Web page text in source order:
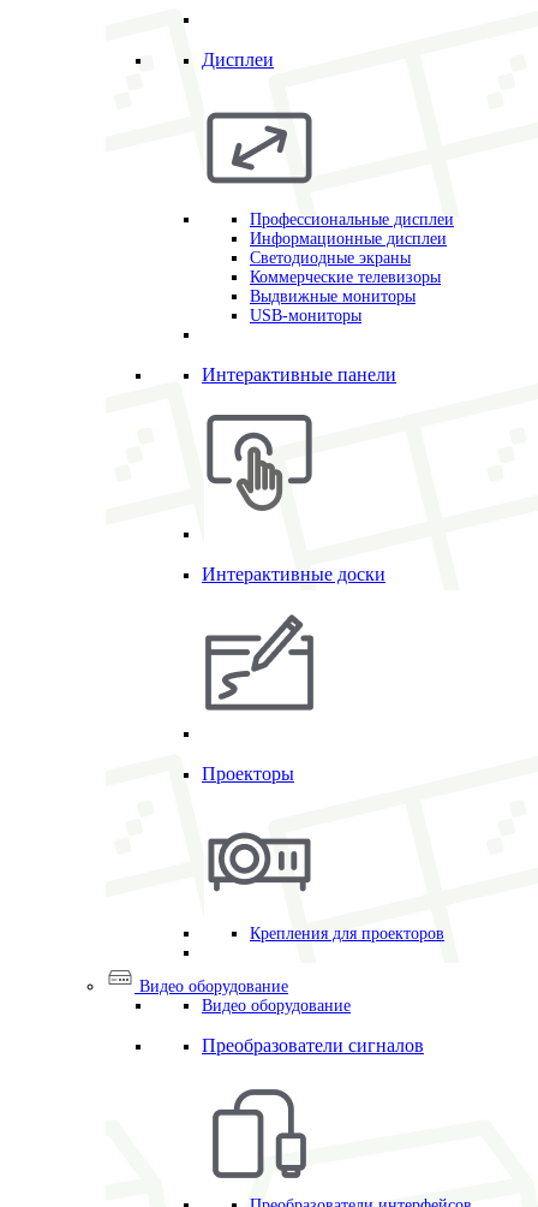
Дисплеи
Профессиональные дисплеи
Информационные дисплеи
Светодиодные экраны
Коммерческие телевизоры
Выдвижные мониторы
USB-мониторы
Интерактивные панели
Интерактивные доски
Проекторы
Крепления для проекторов
Видео оборудование
Видео оборудование
Преобразователи сигналов